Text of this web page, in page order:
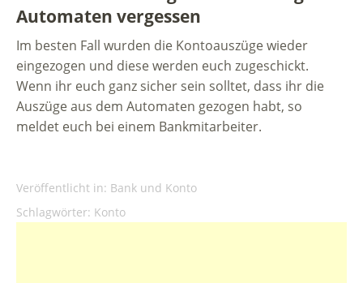
Automaten vergessen
Im besten Fall wurden die Kontoauszüge wieder
eingezogen und diese werden euch zugeschickt.
Wenn ihr euch ganz sicher sein solltet, dass ihr die
Auszüge aus dem Automaten gezogen habt, so
meldet euch bei einem Bankmitarbeiter.
Veröffentlicht in: Bank und Konto
Schlagwörter: Konto